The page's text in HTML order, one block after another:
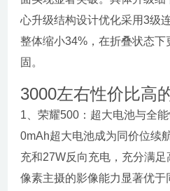
心升级结构设计优化采用3级
整体缩小34%，在折叠状态
固。
3000左右性价比高
1、荣耀500：超大电池与全
0mAh超大电池成为同价位续
充和27W反向充电，充分满
像素主摄的影像能力显著优